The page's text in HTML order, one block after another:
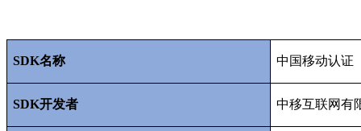
SDK名称 中国移动认证
SDK开发者 中移互联网有